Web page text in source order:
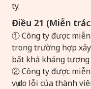
ty.
Điều 21 (Miễn
① Công ty được miễn
trong trường hợp
bất khả kháng
② Công ty được
vụ do lỗi của thành